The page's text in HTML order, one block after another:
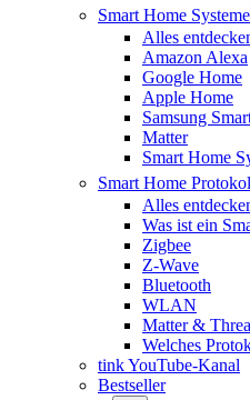
Smart Home Systeme
Alles
Amazon Alexa
Google Home
Apple Home
Samsung
Matter
Smart Home
Smart Home
Alles
Was ist ein
Zigbee
Z-Wave
Bluetooth
WLAN
Matter &
Welches
tink YouTube-Kanal
Bestseller